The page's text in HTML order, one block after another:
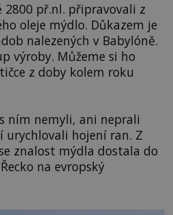
2800 př.nl. připravovali z
oleje mýdlo. Důkazem je
nalezených v Babylóně.
výroby. Můžeme si ho
z doby kolem roku
ním nemyli, ani neprali
urychlovali hojení ran. Z
znalost mýdla dostala do
na evropský